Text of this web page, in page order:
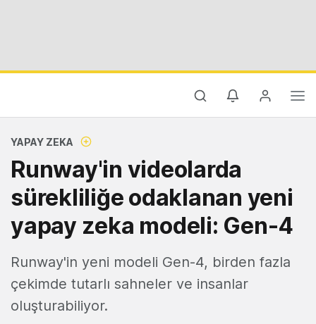
YAPAY ZEKA
Runway'in videolarda
sürekliliğe odaklanan yeni
yapay zeka modeli: Gen-4
Runway'in yeni modeli Gen-4, birden fazla
çekimde tutarlı sahneler ve insanlar
oluşturabiliyor.